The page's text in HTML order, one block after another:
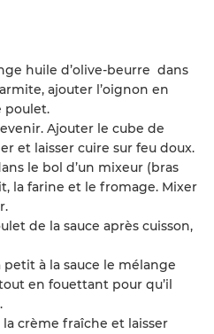
huile d’olive-beurre dans
ajouter l’oignon en
poulet.
Ajouter le cube de
et laisser cuire sur feu doux.
le bol d’un mixeur (bras
la farine et le fromage. Mixer
de la sauce après cuisson,
à la sauce le mélange
en fouettant pour qu’il
crème fraîche et laisser